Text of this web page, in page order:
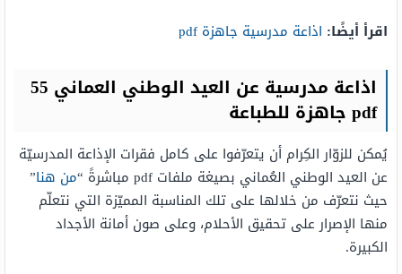
اقرأ أيضًا: اذاعة مدرسية جاهزة pdf
اذاعة مدرسية عن العيد الوطني العماني 55
pdf جاهزة للطباعة
يُمكن للزوّار الكِرام أن يتعرّفوا على كامل فقرات الإذاعة المدرسيّة
عن العيد الوطني العُماني بصيغة ملفات pdf مباشرةً “
من هنا”
حيث نتعرّف من خلالها على تلك المناسبة المميّزة التي نتعلّم
منها الإصرار على تحقيق الأحلام، وعلى صون أمانة الأجداد
الكبيرة.